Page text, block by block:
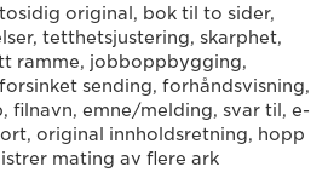
original, bok til to sider,
tetthetsjustering, skarphet,
ramme, jobboppbygging,
sending, forhåndsvisning,
filnavn, emne/melding, svar til, e-
original innholdsretning, hopp
mating av flere ark